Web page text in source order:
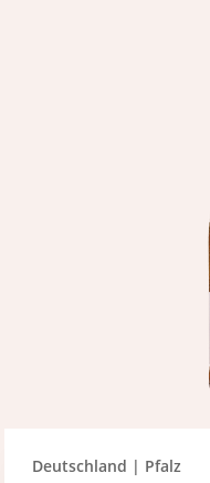
Deutschland | Pfalz